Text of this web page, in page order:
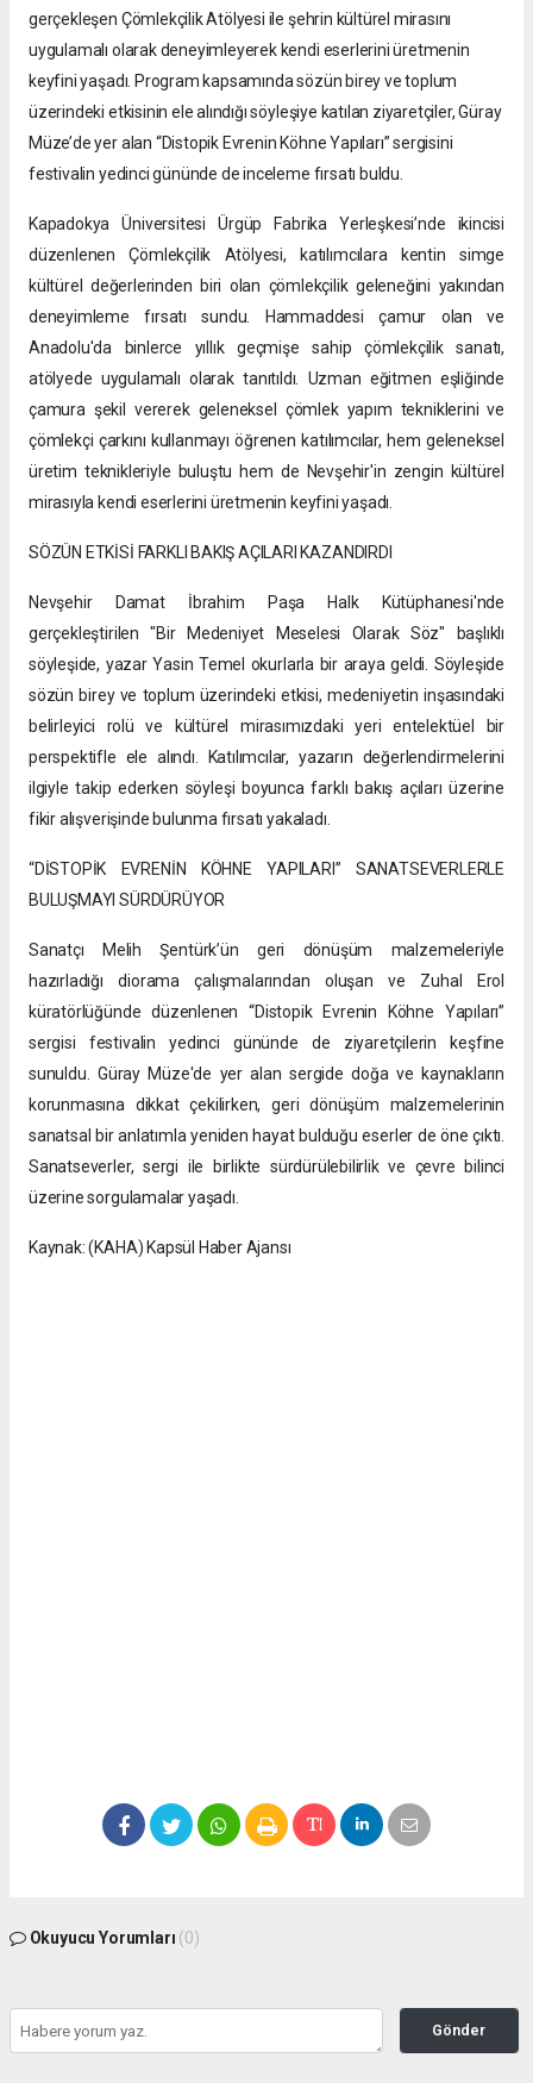
gerçekleşen Çömlekçilik Atölyesi ile şehrin kültürel mirasını
uygulamalı olarak deneyimleyerek kendi eserlerini üretmenin
keyfini yaşadı. Program kapsamında sözün birey ve toplum
üzerindeki etkisinin ele alındığı söyleşiye katılan ziyaretçiler, Güray
Müze’de yer alan “Distopik Evrenin Köhne Yapıları” sergisini
festivalin yedinci gününde de inceleme fırsatı buldu.
Kapadokya Üniversitesi Ürgüp Fabrika Yerleşkesi’nde ikincisi
düzenlenen Çömlekçilik Atölyesi, katılımcılara kentin simge
kültürel değerlerinden biri olan çömlekçilik geleneğini yakından
deneyimleme fırsatı sundu. Hammaddesi çamur olan ve
Anadolu'da binlerce yıllık geçmişe sahip çömlekçilik sanatı,
atölyede uygulamalı olarak tanıtıldı. Uzman eğitmen eşliğinde
çamura şekil vererek geleneksel çömlek yapım tekniklerini ve
çömlekçi çarkını kullanmayı öğrenen katılımcılar, hem geleneksel
üretim teknikleriyle buluştu hem de Nevşehir'in zengin kültürel
mirasıyla kendi eserlerini üretmenin keyfini yaşadı.
SÖZÜN ETKİSİ FARKLI BAKIŞ AÇILARI KAZANDIRDI
Nevşehir Damat İbrahim Paşa Halk Kütüphanesi'nde
gerçekleştirilen "Bir Medeniyet Meselesi Olarak Söz" başlıklı
söyleşide, yazar Yasin Temel okurlarla bir araya geldi. Söyleşide
sözün birey ve toplum üzerindeki etkisi, medeniyetin inşasındaki
belirleyici rolü ve kültürel mirasımızdaki yeri entelektüel bir
perspektifle ele alındı. Katılımcılar, yazarın değerlendirmelerini
ilgiyle takip ederken söyleşi boyunca farklı bakış açıları üzerine
fikir alışverişinde bulunma fırsatı yakaladı.
“DİSTOPİK EVRENİN KÖHNE YAPILARI” SANATSEVERLERLE
BULUŞMAYI SÜRDÜRÜYOR
Sanatçı Melih Şentürk’ün geri dönüşüm malzemeleriyle
hazırladığı diorama çalışmalarından oluşan ve Zuhal Erol
küratörlüğünde düzenlenen “Distopik Evrenin Köhne Yapıları”
sergisi festivalin yedinci gününde de ziyaretçilerin keşfine
sunuldu. Güray Müze'de yer alan sergide doğa ve kaynakların
korunmasına dikkat çekilirken, geri dönüşüm malzemelerinin
sanatsal bir anlatımla yeniden hayat bulduğu eserler de öne çıktı.
Sanatseverler, sergi ile birlikte sürdürülebilirlik ve çevre bilinci
üzerine sorgulamalar yaşadı.
Kaynak: (KAHA) Kapsül Haber Ajansı
Okuyucu Yorumları (0)
Gönder